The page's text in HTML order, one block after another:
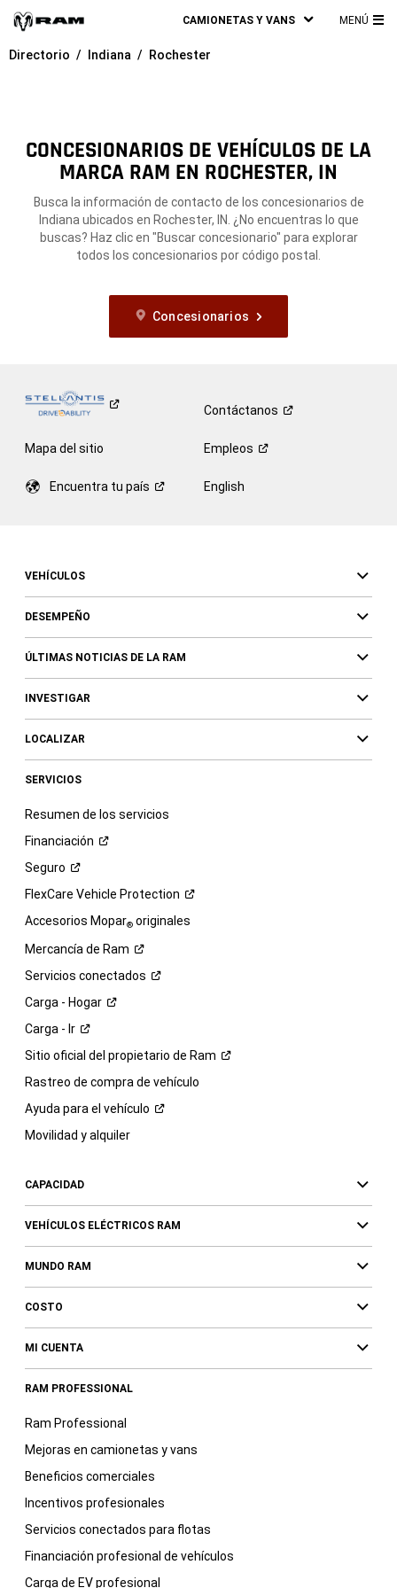
CAMIONETAS Y VANS MENÚ
Directorio Indiana Rochester
CONCESIONARIOS DE VEHÍCULOS DE LA
MARCA RAM EN ROCHESTER, IN
Busca la información de contacto de los concesionarios de
Indiana ubicados en Rochester, IN. ¿No encuentras lo que
buscas? Haz clic en "Buscar concesionario" para explorar
todos los concesionarios por código postal.
Concesionarios
Contáctanos
Mapa del sitio Empleos
Encuentra tu país English
VEHÍCULOS
DESEMPEÑO
ÚLTIMAS NOTICIAS DE LA RAM
INVESTIGAR
LOCALIZAR
SERVICIOS
Resumen de los servicios
Financiación
Seguro
FlexCare Vehicle Protection
Accesorios Mopar®originales
Mercancía de Ram
Servicios conectados
Carga - Hogar
Carga - Ir
Sitio oficial del propietario de Ram
Rastreo de compra de vehículo
Ayuda para el vehículo
Movilidad y alquiler
CAPACIDAD
VEHÍCULOS ELÉCTRICOS RAM
MUNDO RAM
COSTO
MI CUENTA
RAM PROFESSIONAL
Ram Professional
Mejoras en camionetas y vans
Beneficios comerciales
Incentivos profesionales
Servicios conectados para flotas
Financiación profesional de vehículos
Carga de EV profesional